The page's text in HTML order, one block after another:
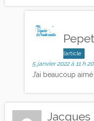
l’article
5 janvier 2022 à 11 h
J’ai beaucoup
Jacques